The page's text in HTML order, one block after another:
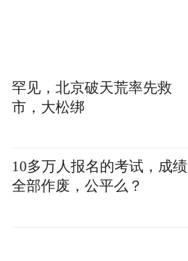
罕见，北京破天荒率先救
市，大松绑
10多万人报名的考试，成绩
全部作废，公平么？